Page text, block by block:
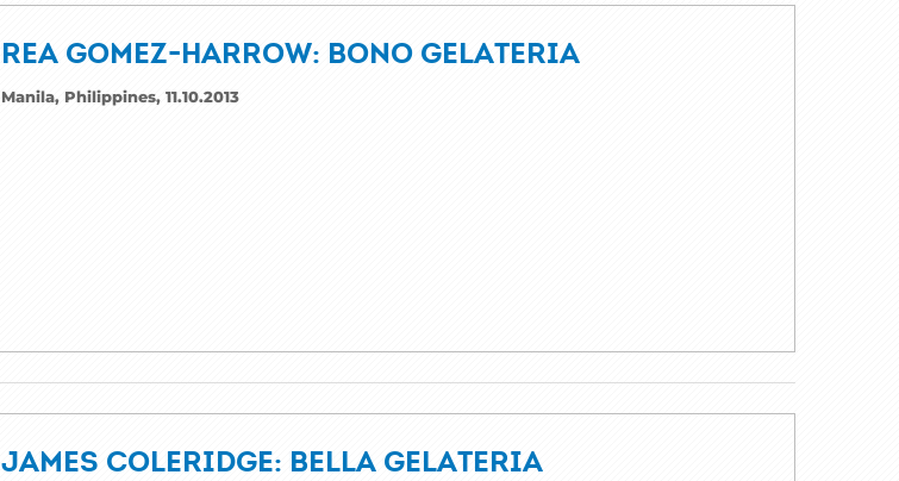
REA GOMEZ-HARROW: BONO GELATERIA
Manila, Philippines, 11.10.2013
JAMES COLERIDGE: BELLA GELATERIA